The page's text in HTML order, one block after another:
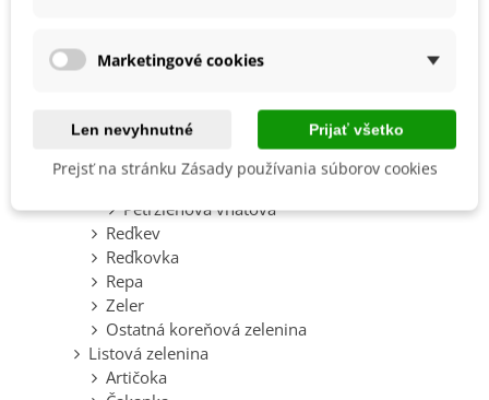
Čierny koreň
Paštrnák
Petržlen
Petržlen koreňový
Petržlenová vňaťová
Reďkev
Reďkovka
Repa
Zeler
Ostatná koreňová zelenina
Listová zelenina
Artičoka
Marketingové cookies
Len nevyhnutné Prijať všetko
Prejsť na stránku Zásady používania súborov cookies